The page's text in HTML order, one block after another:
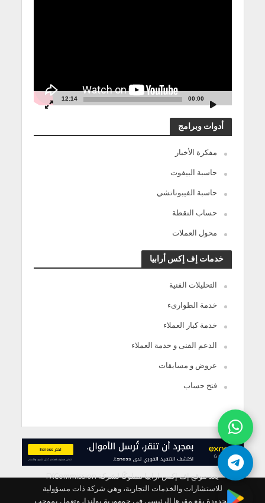
00:00
12:14
أدوات وبرامج
مفكرة الأخبار
حاسبة البيفوت
حاسبة الفيبوناتشي
حساب النقطة
محول العملات
خدمات إف إكس أرابيا
التحليلات الفنية
خدمة الطوارىء
خدمة كبار العملاء
الدعم الفنى و خدمة العملاء
عروض و مسابقات
فتح حساب
يعد موقع إف إكس ارابيا مملوكًا لشركة FXCommission
للاستشارات والخدمات التجارية، وهي شركة ذات مسؤولية